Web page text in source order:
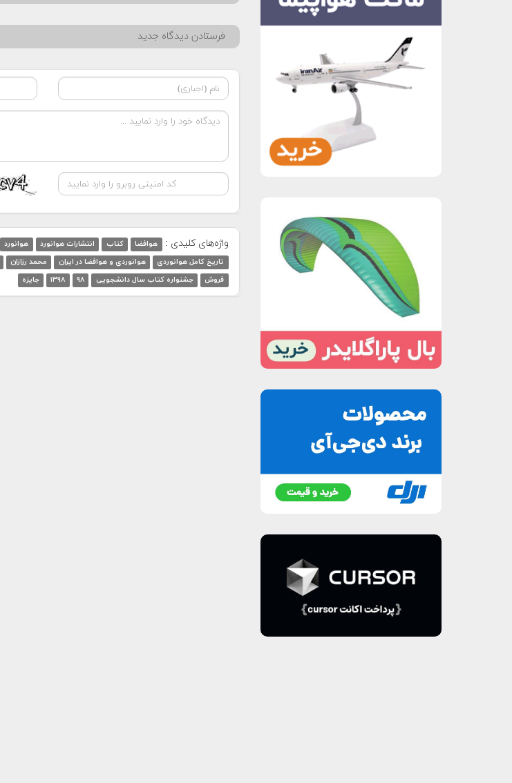
فرستادن دیدگاه جدید
واژه‌های کلیدی : هوافضا کتاب انتشارات هوانورد هوانورد
تاریخ کامل هوانوردی
هوانوردی و هوافضا در ایران محمد رزازان
فروش
جشنواره کتاب سال دانشجویی ۹۸ ۱۳۹۸ جایزه